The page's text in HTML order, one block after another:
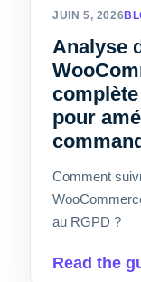
JUIN 5, 2026
Analyse
pour
Comment
au RGPD ?
Read the